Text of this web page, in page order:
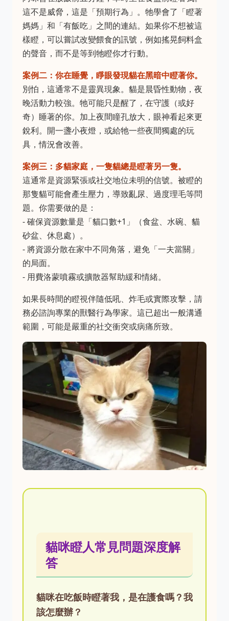
這不是威脅，這是「預期行為」。牠學會了「瞪著
媽媽」和「有飯吃」之間的連結。如果你不想被這
樣瞪，可以嘗試改變餵食的訊號，例如搖晃飼料盒
的聲音，而不是等到牠瞪你才行動。
案例二：你在睡覺，睜眼發現貓在黑暗中瞪著你。
別怕，這通常不是靈異現象。貓是晨昏性動物，夜
晚活動力較強。牠可能只是醒了，在守護（或好
奇）睡著的你。加上夜間瞳孔放大，眼神看起來更
銳利。開一盞小夜燈，或給牠一些夜間獨處的玩
具，情況會改善。
案例三：多貓家庭，一隻貓總是瞪著另一隻。
這通常是資源緊張或社交地位未明的信號。被瞪的
那隻貓可能會產生壓力，導致亂尿、過度理毛等問
題。你需要做的是：
- 確保資源數量是「貓口數+1」（食盆、水碗、貓
砂盆、休息處）。
- 將資源分散在家中不同角落，避免「一夫當關」
的局面。
- 用費洛蒙噴霧或擴散器幫助緩和情緒。
如果長時間的瞪視伴隨低吼、炸毛或實際攻擊，請
務必諮詢專業的獸醫行為學家。這已超出一般溝通
範圍，可能是嚴重的社交衝突或病痛所致。
貓咪瞪人常見問題深度解
答
貓咪在吃飯時瞪著我，是在護食嗎？我
該怎麼辦？